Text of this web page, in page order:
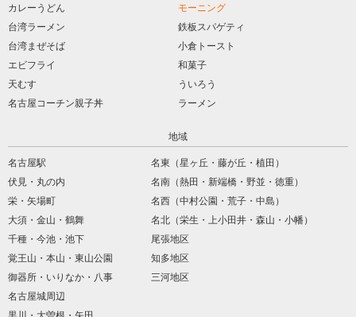
カレーうどん
台湾ラーメン
台湾まぜそば
エビフライ
天むす
名古屋コーチン親子丼
モーニング
鉄板スパゲティ
小倉トースト
和菓子
ういろう
ラーメン
地域
名古屋駅
伏見・丸の内
栄・矢場町
大須・金山・鶴舞
千種・今池・池下
覚王山・本山・東山公園
御器所・いりなか・八事
名古屋城周辺
名東（星ヶ丘・藤が丘・植田）
名南（熱田・新端橋・野並・徳重）
名西（中村公園・荒子・中島）
名北（栄生・上小田井・森山・小幡）
尾張地区
知多地区
三河地区